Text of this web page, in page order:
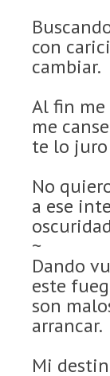
con
cambiar.
Al fin
me
te lo
No
a ese
~
Dando
este
son
arrancar.
Mi